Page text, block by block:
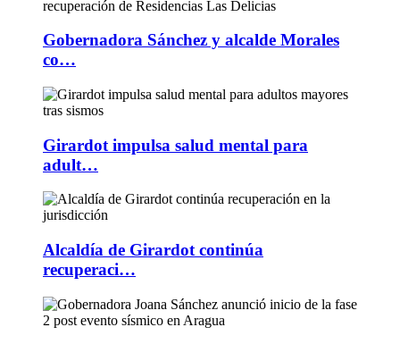
Gobernadora Sánchez y alcalde Morales
co…
Girardot impulsa salud mental para
adult…
Alcaldía de Girardot continúa
recuperaci…